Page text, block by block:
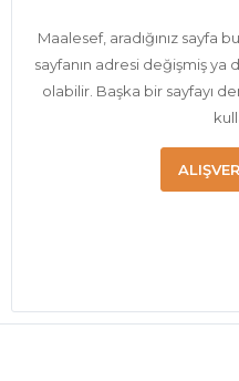
Maalesef, aradığınız sayfa
sayfanın adresi değişmiş
olabilir. Başka bir sayfayı